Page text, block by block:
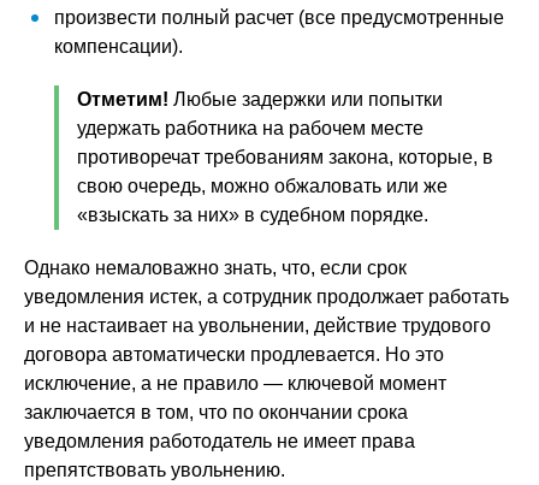
произвести полный расчет (все предусмотренные
компенсации).
Отметим! Любые задержки или попытки
удержать работника на рабочем месте
противоречат требованиям закона, которые, в
свою очередь, можно обжаловать или же
«взыскать за них» в судебном порядке.
Однако немаловажно знать, что, если срок
уведомления истек, а сотрудник продолжает работать
и не настаивает на увольнении, действие трудового
договора автоматически продлевается. Но это
исключение, а не правило — ключевой момент
заключается в том, что по окончании срока
уведомления работодатель не имеет права
препятствовать увольнению.